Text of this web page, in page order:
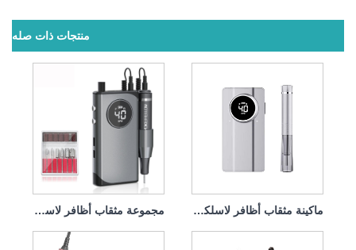
منتجات ذات صله
مجموعة مثقاب أظافر لاسلكية قابلة لإعادة الشحن بقوة 45 وات و40000 دورة في الدقيقة ماكينة مثقاب أظافر لاسلكية قابلة لإعادة الشحن، قوية 45 وات 40000 دورة في الدقيقة